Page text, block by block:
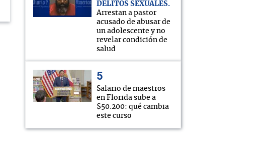
DELITOS SEXUALES
Arrestan a pastor
acusado de abusar de
un adolescente y no
revelar condición de
salud
Salario de maestros
en Florida sube a
$50.200: qué cambia
este curso